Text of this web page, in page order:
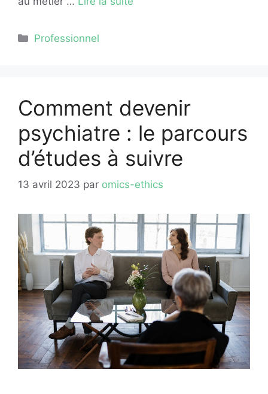
Catégories
Professionnel
Comment devenir
psychiatre : le parcours
d’études à suivre
13 avril 2023 par omics-ethics